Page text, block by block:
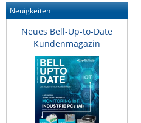
WATTECO
Westermo
Yuasa
ZPE Systems
News zu unseren Herstellern
Neuigkeiten
Neues Bell-Up-to-Date
Kundenmagazin